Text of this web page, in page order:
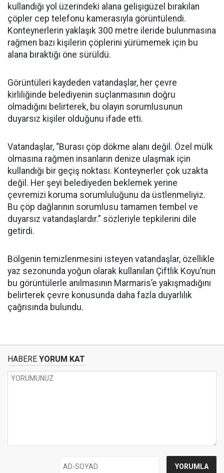
kullandığı yol üzerindeki alana gelişigüzel bırakılan
çöpler cep telefonu kamerasıyla görüntülendi.
Konteynerlerin yaklaşık 300 metre ileride bulunmasına
rağmen bazı kişilerin çöplerini yürümemek için bu
alana bıraktığı öne sürüldü.
Görüntüleri kaydeden vatandaşlar, her çevre
kirliliğinde belediyenin suçlanmasının doğru
olmadığını belirterek, bu olayın sorumlusunun
duyarsız kişiler olduğunu ifade etti.
Vatandaşlar, “Burası çöp dökme alanı değil. Özel mülk
olmasına rağmen insanların denize ulaşmak için
kullandığı bir geçiş noktası. Konteynerler çok uzakta
değil. Her şeyi belediyeden beklemek yerine
çevremizi koruma sorumluluğunu da üstlenmeliyiz.
Bu çöp dağlarının sorumlusu tamamen tembel ve
duyarsız vatandaşlardır.” sözleriyle tepkilerini dile
getirdi.
Bölgenin temizlenmesini isteyen vatandaşlar, özellikle
yaz sezonunda yoğun olarak kullanılan Çiftlik Koyu’nun
bu görüntülerle anılmasının Marmaris’e yakışmadığını
belirterek çevre konusunda daha fazla duyarlılık
çağrısında bulundu.
HABERE YORUM KAT